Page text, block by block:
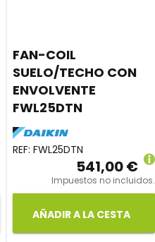
FAN-COIL
SUELO/TECHO CON
ENVOLVENTE
FWL25DTN
REF: FWL25DTN
541,00 €
Impuestos no incluidos.
AÑADIR A LA CESTA